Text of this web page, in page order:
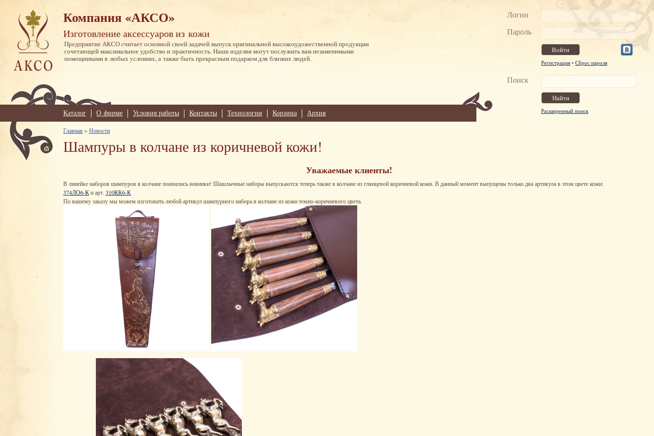
Логин
Пароль
Регистрация • Сброс пароля
Поиск
Расширенный поиск
Компания «АКСО»
Изготовление аксессуаров из кожи
Предприятие АКСО считает основной своей задачей выпуск оригинальной высокохудожественной продукции
сочетающей максимальное удобство и практичность. Наши изделия могут послужить вам незаменимыми
помощниками в любых условиях, а также быть прекрасным подарком для близких людей.
Каталог О фирме Условия работы Контакты Технологии Корзина Архив
Главная > Новости
Шампуры в колчане из коричневой кожи!
Уважаемые клиенты!
В линейке наборов шампуров в колчане появились новинки! Шашлычные наборы выпускаются теперь также в колчане из глянцевой коричневой кожи. В данный момент выпущены только два артикула в этом цвете кожи:
374ЛО6-Ки арт. 310КК6-К
По вашему заказу мы можем изготовить любой артикул шампурного набора в колчане из кожи темно-коричневого цвета.